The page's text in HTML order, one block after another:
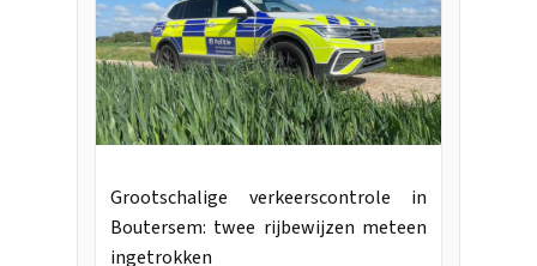
Grootschalige verkeerscontrole in
Boutersem: twee rijbewijzen meteen
ingetrokken